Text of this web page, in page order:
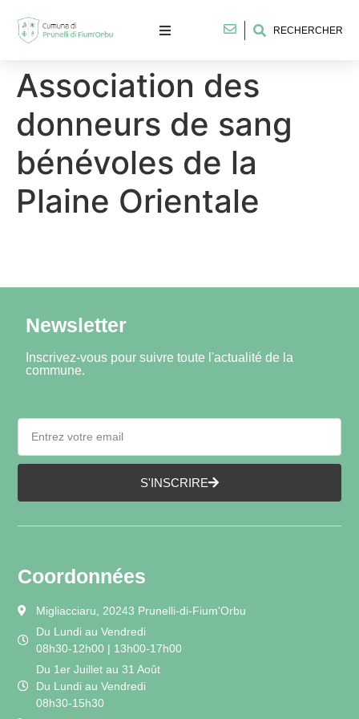
RECHERCHER
Association des
donneurs de sang
bénévoles de la
Plaine Orientale
Newsletter
Inscrivez-vous pour suivre toute l'actualité de la
commune.
S'INSCRIRE
Coordonnées
Migliacciaru, 20243 Prunelli-di-Fium'Orbu
Du Lundi au Vendredi
08h30-12h00 | 13h00-17h00
Du 1er Juillet au 31 Août
Du Lundi au Vendredi
08h30-15h30